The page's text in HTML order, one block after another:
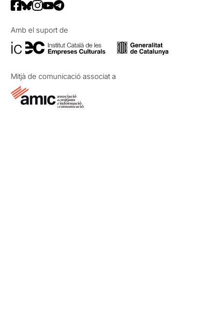
Amb el suport de
Mitjà de comunicació associat a